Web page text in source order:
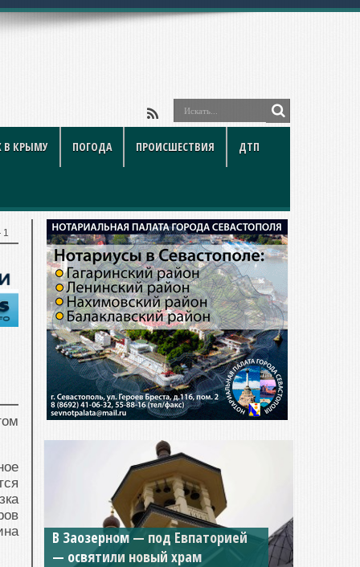
В КРЫМУ ПОГОДА ПРОИСШЕСТВИЯ ДТП
1
В Заозерном — под Евпаторией
— освятили новый храм
Мужской монастырь Косьмы и
Дамиана в Крыму вновь открыт
для посещения